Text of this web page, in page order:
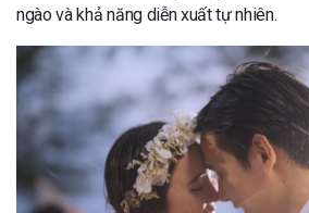
ngào và khả năng diễn xuất tự nhiên.